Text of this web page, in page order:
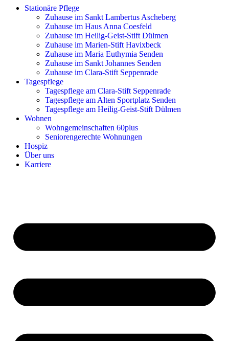
Stationäre Pflege
Zuhause im Sankt Lambertus Ascheberg
Zuhause im Haus Anna Coesfeld
Zuhause im Heilig-Geist-Stift Dülmen
Zuhause im Marien-Stift Havixbeck
Zuhause im Maria Euthymia Senden
Zuhause im Sankt Johannes Senden
Zuhause im Clara-Stift Seppenrade
Tagespflege
Tagespflege am Clara-Stift Seppenrade
Tagespflege am Alten Sportplatz Senden
Tagespflege am Heilig-Geist-Stift Dülmen
Wohnen
Wohngemeinschaften 60plus
Seniorengerechte Wohnungen
Hospiz
Über uns
Karriere